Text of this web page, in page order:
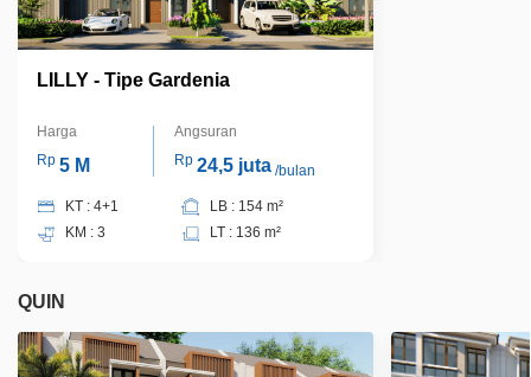
LILLY - Tipe Gardenia
Harga
Rp 5 M
Angsuran
Rp 24,5 juta/bulan
KT : 4+1
KM : 3
LB : 154 m²
LT : 136 m²
QUIN